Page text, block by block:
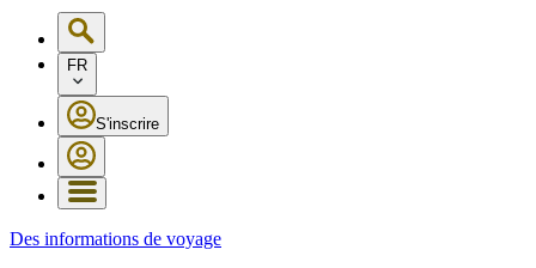
FR
S'inscrire
Des informations de voyage